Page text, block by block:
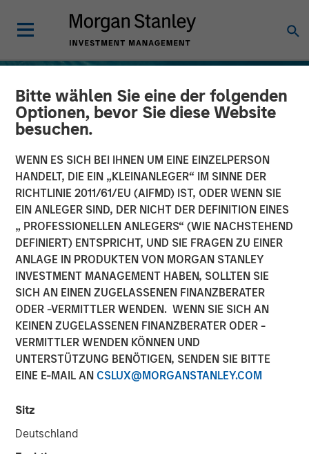
Bitte wählen Sie eine der folgenden
Optionen, bevor Sie diese Website
besuchen.
WENN ES SICH BEI IHNEN UM EINE EINZELPERSON
HANDELT, DIE EIN „KLEINANLEGER“ IM SINNE DER
RICHTLINIE 2011/61/EU (AIFMD) IST, ODER WENN SIE
EIN ANLEGER SIND, DER NICHT DER DEFINITION EINES
„ PROFESSIONELLEN ANLEGERS“ (WIE NACHSTEHEND
DEFINIERT) ENTSPRICHT, UND SIE FRAGEN ZU EINER
ANLAGE IN PRODUKTEN VON MORGAN STANLEY
INVESTMENT MANAGEMENT HABEN, SOLLTEN SIE
SICH AN EINEN ZUGELASSENEN FINANZBERATER
ODER -VERMITTLER WENDEN. WENN SIE SICH AN
KEINEN ZUGELASSENEN FINANZBERATER ODER -
VERMITTLER WENDEN KÖNNEN UND
UNTERSTÜTZUNG BENÖTIGEN, SENDEN SIE BITTE
EINE E-MAIL AN CSLUX@MORGANSTANLEY.COM
Sitz
Deutschland
TALES FROM THE EMERGING WORLD INSIGHTS
Terms of Trade: The Quiet
Tailwind Behind Emerging
Market’s Comeback
23 JUNI 2026
The Authors